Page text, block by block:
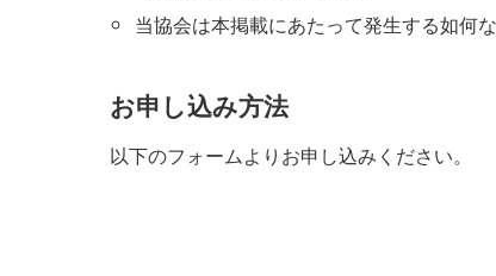
当協会は本掲載にあたって発生する如何
お申し込み方法
以下のフォームよりお申し込みください。